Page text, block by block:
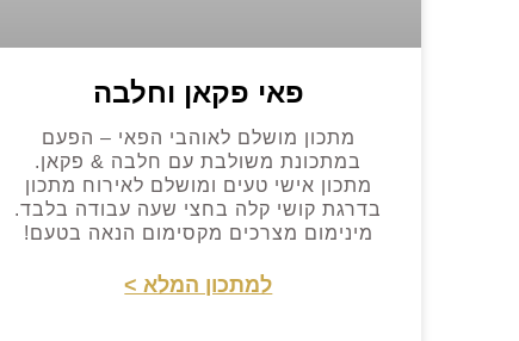
פאי פקאן וחלבה
מתכון מושלם לאוהבי הפאי – הפעם
במתכונת משולבת עם חלבה & פקאן.
מתכון אישי טעים ומושלם לאירוח מתכון
בדרגת קושי קלה בחצי שעה עבודה בלבד.
מינימום מצרכים מקסימום הנאה בטעם!
למתכון המלא >